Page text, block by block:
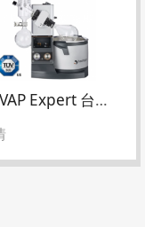
Hei-VAP Expert 台式旋转蒸发仪